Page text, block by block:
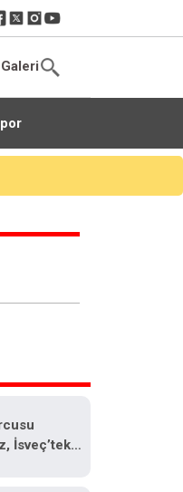
İsveç’teki